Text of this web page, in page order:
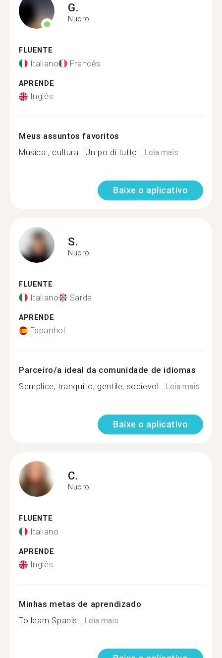
G.
Nuoro
FLUENTE
Italiano Francês
APRENDE
Inglês
Meus assuntos favoritos
Musica , cultura.. Un po di tutto...Leia mais
Baixe o aplicativo
S.
Nuoro
FLUENTE
Italiano Sarda
APRENDE
Espanhol
Parceiro/a ideal da comunidade de idiomas
Semplice, tranquillo, gentile, socievol...Leia mais
Baixe o aplicativo
C.
Nuoro
FLUENTE
Italiano
APRENDE
Inglês
Minhas metas de aprendizado
To learn Spanis...Leia mais